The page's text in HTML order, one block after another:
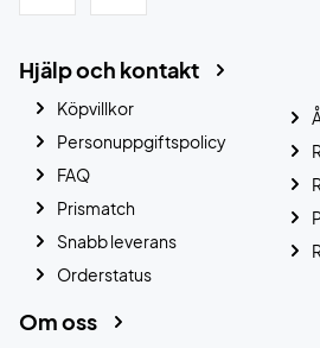
Hjälp och kontakt
Köpvillkor
Personuppgiftspolicy
FAQ
Prismatch
Snabb leverans
Orderstatus
Om oss